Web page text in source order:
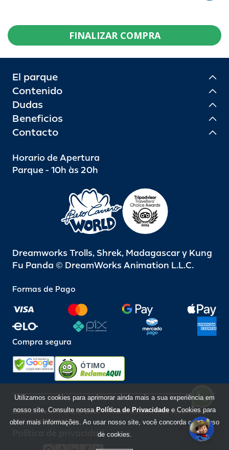
FINALIZAR COMPRA
El parque
Contenido
Dudas
Beneficios
Contacto
Horario de Apertura
Parque - 10h às 20h
Dreamworks Trolls, Shrek, Madagascar y Kung
Fu Panda © DreamWorks Animation L.L.C.
Formas de Pago
Compra segura
ÓTIMO
Beto Carrero World @ 2026 / Todos los derechos reservados
85.248.987/0001-10
Política de privacidad
Utilizamos cookies para aprimorar ainda mais a sua experiência em
nosso site. Consulte nossa Política de Privacidade e Cookies para
obter mais informações. Ao usar nosso site, você concorda com o uso
de cookies.